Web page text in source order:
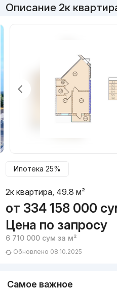
Описание 2к
Ипотека 25%
2к квартира, 49.8 м²
от 334 158 000
Цена по запросу
6 710 000 сум за м²
Обновлено 08.10.2025
Самое важное